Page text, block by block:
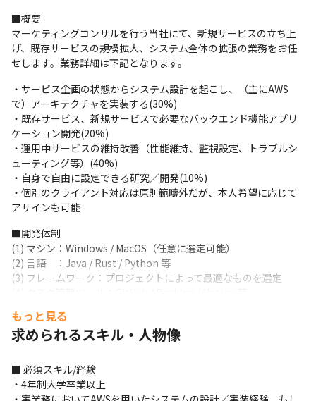
■概要
マーケティングコンサルを行う当社にて、新規サービスの立ち上
げ、既存サービスの規模拡大、システム全体の拡張の業務をお任
せします。業務詳細は下記となります。
・サービス企画の状態からシステム設計を起こし、（主にAWS
で）アーキテクチャを実装する(30%)
・既存サービス、新規サービスで必要なバックエンド機能アプリ
ケーション開発(20%)
・運用中サービスの維持改善（性能維持、監視設定、トラブルシ
ューティング等）(40%)
・自身で自由に設定できる研究／開発(10%)
・個別のクライアント対応は原則範疇外だが、本人希望に応じて
アサインも可能
■開発体制
(1) マシン：Windows / MacOS（任意に選定可能）
(2) 言語　：Java / Rust / Python 等
(3) フレームワーク：プロジェクトによって最適なものを選定
(6) その他：AWS, GCPは個人用検証環境を提供可
250万人分のWEB行動ログデータを保有（2024年1月時点）。デ
ータを軸に多角的な事業を展開し、上流マーケティングだけでな
くDX支援やプロモーション施策まで支援可能。超大手企業からも
もっと見る
求められるスキル・人物像
■ 必須スキル/経験
・4年制大学卒業以上